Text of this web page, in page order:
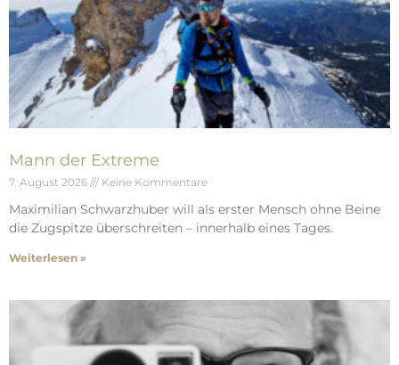
Mann der Extreme
7. August 2026 Keine Kommentare
Maximilian Schwarzhuber will als erster Mensch ohne Beine
die Zugspitze überschreiten – innerhalb eines Tages.
Weiterlesen »